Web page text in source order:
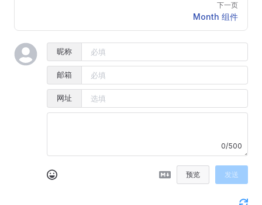
下一页
Month 组件
昵称
邮箱
网址
0/500
预览 发送